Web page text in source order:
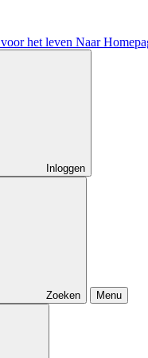
Naar
Inloggen
Zoeken Menu